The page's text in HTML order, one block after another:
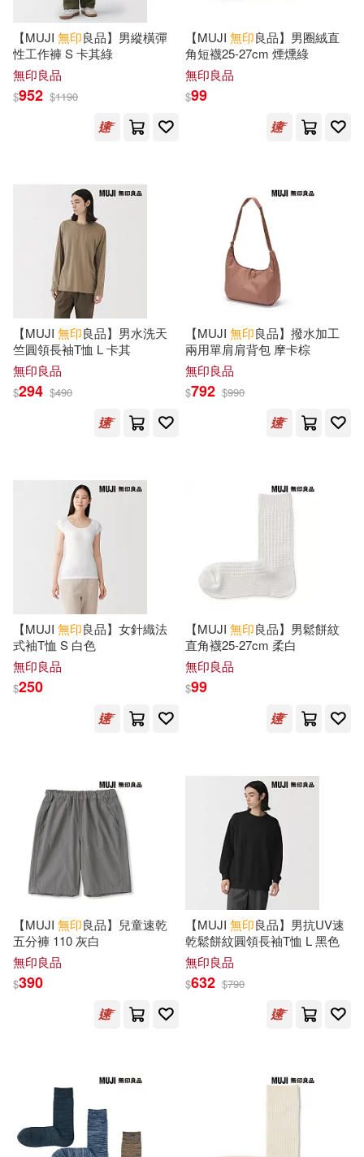
【MUJI 無印良品】男縱橫彈
性工作褲 S 卡其綠
無印良品
$952 $1190
【MUJI 無印良品】男圈絨直
角短襪25-27cm 煙燻綠
無印良品
$99
【MUJI 無印良品】男水洗天
竺圓領長袖T恤 L 卡其
無印良品
$294 $490
【MUJI 無印良品】撥水加工
兩用單肩肩背包 摩卡棕
無印良品
$792 $990
【MUJI 無印良品】女針織法
式袖T恤 S 白色
無印良品
$250
【MUJI 無印良品】男鬆餅紋
直角襪25-27cm 柔白
無印良品
$99
【MUJI 無印良品】兒童速乾
五分褲 110 灰白
無印良品
$390
【MUJI 無印良品】男抗UV速
乾鬆餅紋圓領長袖T恤 L 黑色
無印良品
$632 $790